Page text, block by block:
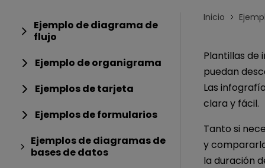
Ejemplo de diagrama de
flujo
Ejemplo de organigrama
Ejemplos de tarjeta
Ejemplos de formularios
Ejemplos de diagramas de
bases de datos
Inicio
Plantillas de
puedan
Las
clara y fácil.
Tanto si
y
la duración